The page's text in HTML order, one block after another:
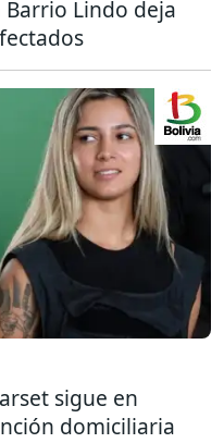
Lindo deja
sigue en
domiciliaria